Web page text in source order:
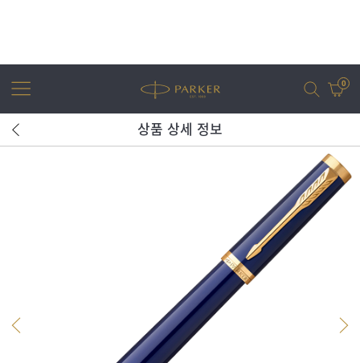
0
조터
상품 상세 정보